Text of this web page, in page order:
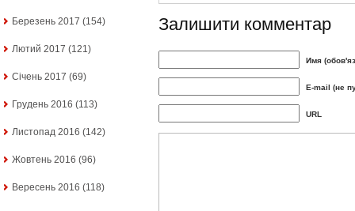
Березень 2017 (154)
Лютий 2017 (121)
Січень 2017 (69)
Грудень 2016 (113)
Листопад 2016 (142)
Жовтень 2016 (96)
Вересень 2016 (118)
Залишити комментар
Имя
E-mail (не
URL